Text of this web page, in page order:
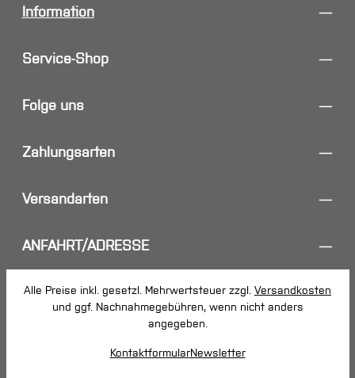
Information
Service-Shop
Folge uns
Zahlungsarten
Versandarten
ANFAHRT/ADRESSE
Alle Preise inkl. gesetzl. Mehrwertsteuer zzgl. Versandkosten
und ggf. Nachnahmegebühren, wenn nicht anders
angegeben.
KontaktformularNewsletter